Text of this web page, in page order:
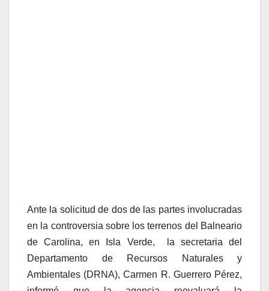
Ante la solicitud de dos de las partes involucradas
en la controversia sobre los terrenos del Balneario
de Carolina, en Isla Verde, la secretaria del
Departamento de Recursos Naturales y
Ambientales (DRNA), Carmen R. Guerrero Pérez,